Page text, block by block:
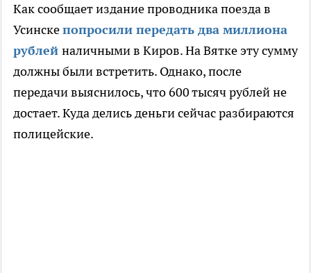
Как сообщает издание проводника поезда в
Усинскепопросили передать два миллиона
рублей наличными в Киров. На Вятке эту сумму
должны были встретить. Однако, после
передачи выяснилось, что 600 тысяч рублей не
достает. Куда делись деньги сейчас разбираются
полицейские.